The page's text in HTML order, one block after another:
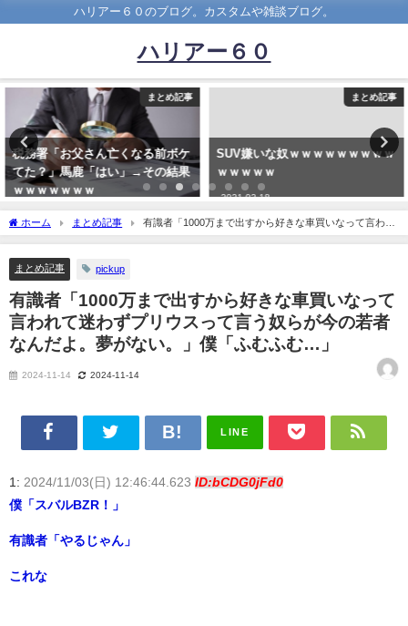
ハリアー６０のブログ。カスタムや雑談ブログ。
ハリアー６０
まとめ記事
税務署「お父さん亡くなる前ボケ
てた？」馬鹿「はい」→その結果
ｗｗｗｗｗｗｗ
まとめ記事
SUV嫌いな奴ｗｗｗｗｗｗｗｗｗ
ｗｗｗｗｗ
2021-02-18
ホーム まとめ記事
有識者「1000万まで出すから好きな車買いなって言われ
て迷わずプリウスって言う奴らが今の若者なんだよ。夢がない。」僕「ふむふむ…」
まとめ記事 pickup
有識者「1000万まで出すから好きな車買いなって
言われて迷わずプリウスって言う奴らが今の若者
なんだよ。夢がない。」僕「ふむふむ…」
2024-11-14 2024-11-14
LINE
1: 2024/11/03(日) 12:46:44.623 ID:bCDG0jFd0
僕「スバルBZR！」
有識者「やるじゃん」
これな